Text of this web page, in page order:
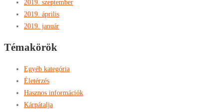
2019. szeptember
2019. április
2019. január
Témakörök
Egyéb kategória
Életérzés
Hasznos információk
Kárpátalja